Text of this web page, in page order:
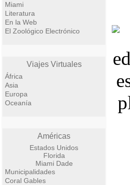
Miami
Literatura
En la Web
El Zoológico Electrónico
Viajes Virtuales
África
Asia
Europa
Oceanía
Américas
Estados Unidos
Florida
Miami Dade
Municipalidades
Coral Gables